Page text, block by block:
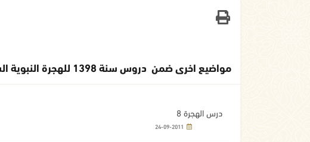
مواضيع اخرى ضمن دروس سنة 1398 للهجرة النبوية الشريفة
درس الهجرة 8